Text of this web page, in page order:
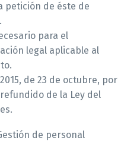
petición de éste de
para el
legal aplicable al
de 23 de octubre, por
de la Ley del
de personal